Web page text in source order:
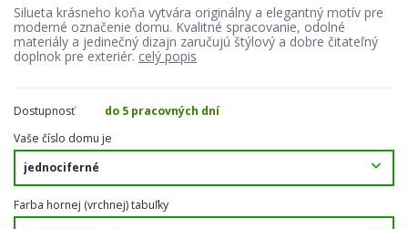
Silueta krásneho koňa vytvára originálny a elegantný motív pre
moderné označenie domu. Kvalitné spracovanie, odolné
materiály a jedinečný dizajn zaručujú štýlový a dobre čitateľný
doplnok pre exteriér. celý popis
Dostupnosť
do 5 pracovných dní
Vaše číslo domu je
Farba hornej (vrchnej) tabuľky